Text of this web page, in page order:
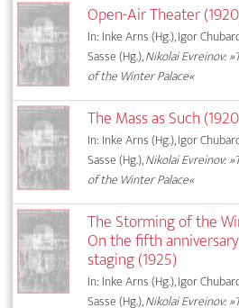
Open-Air Theater
In: Inke Arns (Hg.), Igor
Sasse (Hg.),Nikolai Evreinov:
of the Winter Palace«
The Mass as Such
In: Inke Arns (Hg.), Igor
Sasse (Hg.),Nikolai Evreinov:
of the Winter Palace«
The Storming of the
On the fifth
staging (1925)
In: Inke Arns (Hg.), Igor
Sasse (Hg.),Nikolai Evreinov: